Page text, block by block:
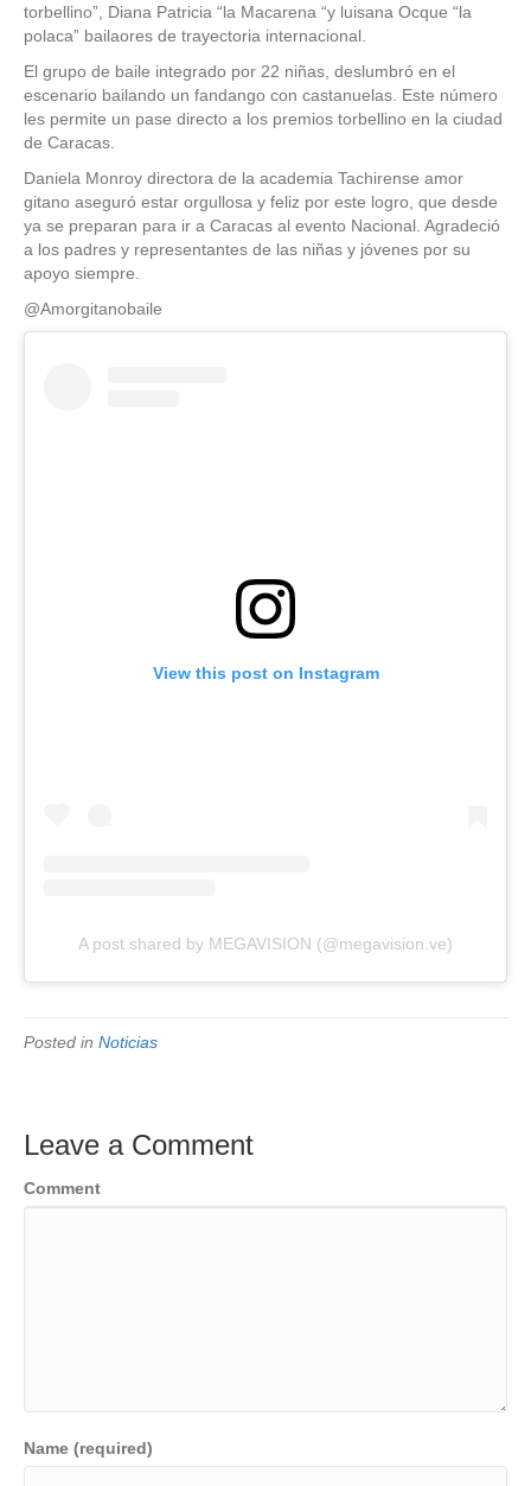
torbellino”, Diana Patricia “la Macarena “y luisana Ocque “la
polaca” bailaores de trayectoria internacional.
El grupo de baile integrado por 22 niñas, deslumbró en el
escenario bailando un fandango con castanuelas. Este número
les permite un pase directo a los premios torbellino en la ciudad
de Caracas.
Daniela Monroy directora de la academia Tachirense amor
gitano aseguró estar orgullosa y feliz por este logro, que desde
ya se preparan para ir a Caracas al evento Nacional. Agradeció
a los padres y representantes de las niñas y jóvenes por su
apoyo siempre.
@Amorgitanobaile
View this post on Instagram
A post shared by MEGAVISION (@megavision.ve)
Posted in Noticias
Leave a Comment
Comment
Name (required)